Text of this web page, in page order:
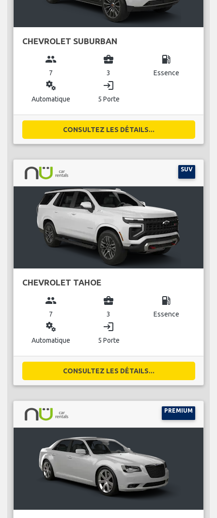
CHEVROLET SUBURBAN
group
7
business_center
3
local_gas_station
Essence
miscellaneous_services
Automatique
login
5 Porte
CONSULTEZ LES DÉTAILS...
SUV
CHEVROLET TAHOE
group
7
business_center
3
local_gas_station
Essence
miscellaneous_services
Automatique
login
5 Porte
CONSULTEZ LES DÉTAILS...
PREMIUM